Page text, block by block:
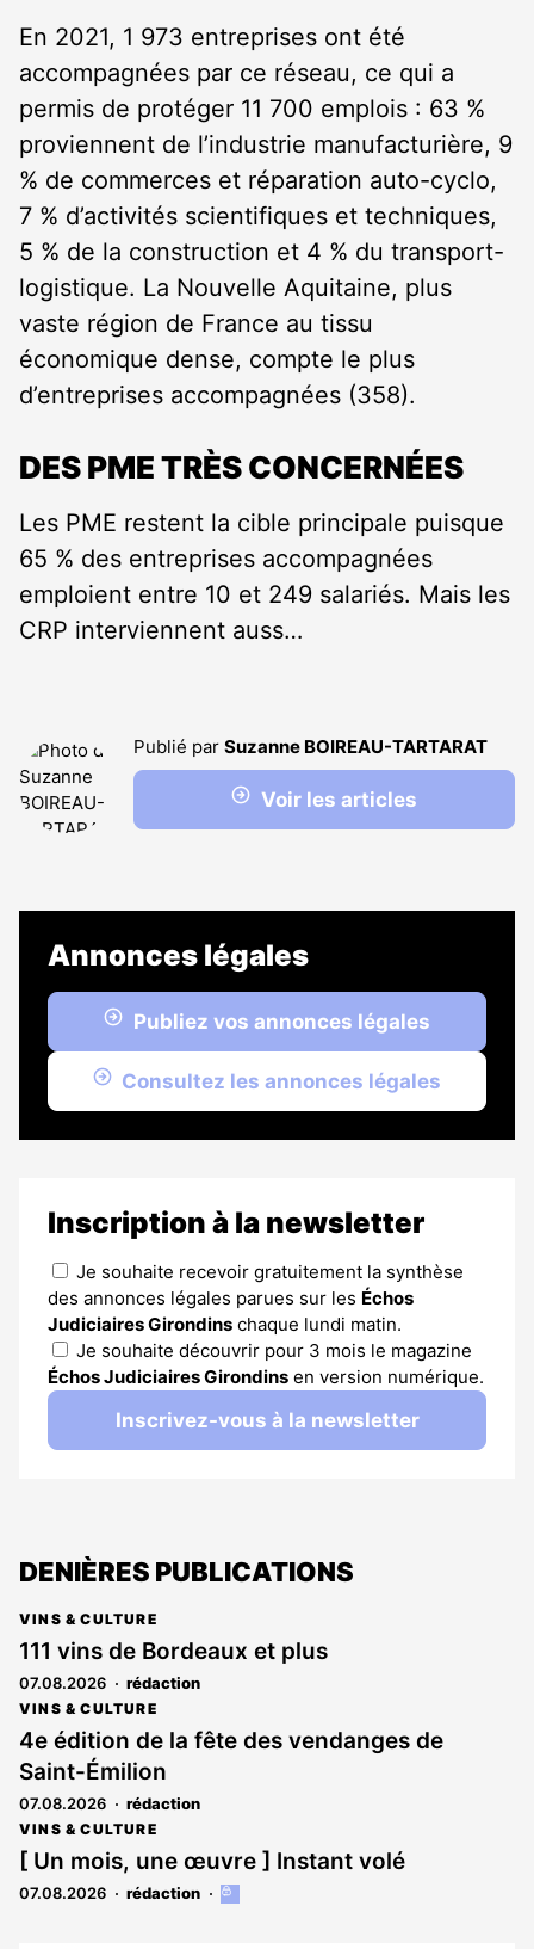
En 2021, 1 973 entreprises ont été
accompagnées par ce réseau, ce qui a
permis de protéger 11 700 emplois : 63 %
proviennent de l’industrie manufacturière, 9
% de commerces et réparation auto-cyclo,
7 % d’activités scientifiques et techniques,
5 % de la construction et 4 % du transport-
logistique. La Nouvelle Aquitaine, plus
vaste région de France au tissu
économique dense, compte le plus
d’entreprises accompagnées (358).
DES PME TRÈS CONCERNÉES
Les PME restent la cible principale puisque
65 % des entreprises accompagnées
emploient entre 10 et 249 salariés. Mais les
CRP interviennent auss…
Publié par Suzanne BOIREAU-TARTARAT
Voir les articles
Annonces légales
Publiez vos annonces légales
Consultez les annonces légales
Inscription à la newsletter
Je souhaite recevoir gratuitement la synthèse
des annonces légales parues sur les Échos
Judiciaires Girondins chaque lundi matin.
Je souhaite découvrir pour 3 mois le magazine
Échos Judiciaires Girondins en version numérique.
Inscrivez-vous à la newsletter
DENIÈRES PUBLICATIONS
VINS & CULTURE
111 vins de Bordeaux et plus
07.08.2026 rédaction
VINS & CULTURE
4e édition de la fête des vendanges de
Saint-Émilion
07.08.2026 rédaction
VINS & CULTURE
[ Un mois, une œuvre ] Instant volé
07.08.2026 rédaction
Cet